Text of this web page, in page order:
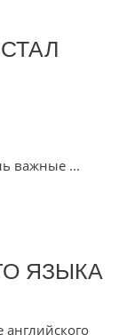
важные ...
ЯЗЫКА
английского